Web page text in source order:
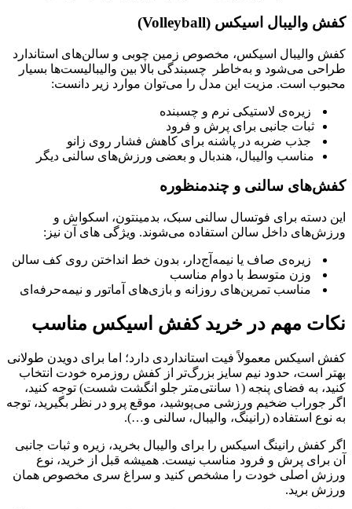
کفش والیبال اسیکس (Volleyball)
کفش والیبال اسیکس، مخصوص زمین چوبی و سالن‌های استاندارد
طراحی می‌شود و به‌خاطر چسبندگی بالا بین والیبالیست‌ها بسیار
محبوب است. مزیت این مدل را می‌توان موارد زیر دانست:
زیره‌ی لاستیکی نرم و چسبنده
ثبات جانبی برای پرش و فرود
جذب ضربه در پاشنه برای کاهش فشار روی زانو
مناسب والیبال، هندبال و بعضی ورزش‌های سالنی دیگر
کفش‌های سالنی و چندمنظوره
این دسته برای فوتسال سالنی سبک، بدمینتون، اسکواش و
ورزش‌های داخل سالن استفاده می‌شوند. ویژگی های آن نیز:
زیره‌ی صاف یا نیمه‌آج‌دار، بدون خط انداختن روی کف سالن
وزن متوسط با دوام مناسب
مناسب تمرین‌های روزانه و بازی‌های آماتور و نیمه‌حرفه‌ای
نکات مهم در خرید کفش اسیکس مناسب
کفش اسیکس معمولاً فیت استانداردی دارد؛ اما برای دویدن طولانی
بهتر است، حدود نیم سایز بزرگ‌تر از کفش روزمره خودت انتخاب
کنید، به فضای پنجه (۱ سانتی‌متر جلو انگشت شست) توجه کنید،
اگر جوراب ضخیم ورزشی می‌پوشید، موقع پرو در نظر بگیرید، توجه
به نوع استفاده (رانینگ، والیبال، سالنی و…).
اگر کفش رانینگ اسیکس را برای والیبال بخرید، زیره و ثبات جانبی
آن برای پرش و فرود مناسب نیست. همیشه قبل از خرید، نوع
ورزش اصلی خودت را مشخص کنید و سراغ سری مخصوص همان
ورزش برید.